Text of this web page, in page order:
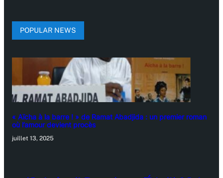
POPULAR NEWS
« Aïcha à la barre ! » de Ramat Abadjida : un premier roman
où l’amour devient procès
juillet 13, 2025